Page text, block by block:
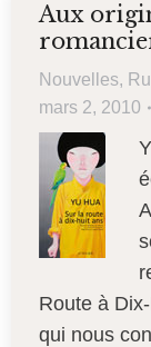
Aux
Nouvelles,
mars 2, 2010
Route à
qui nous